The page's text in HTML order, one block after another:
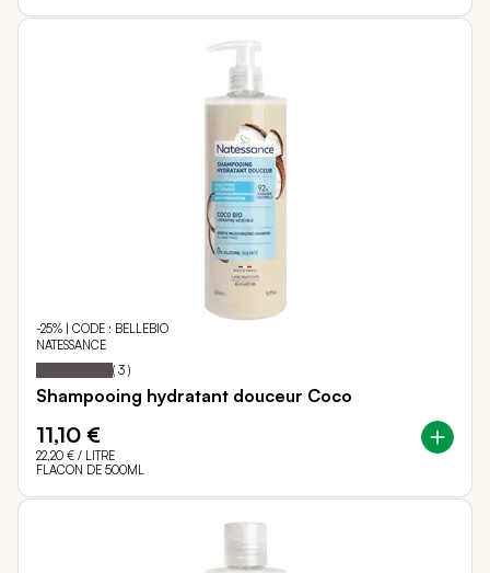
-25% | CODE : BELLEBIO
NATESSANCE
Notation: 100
% of
( 3 )
Shampooing hydratant douceur Coco
11,10 €
22,20 € / LITRE
FLACON DE 500ML